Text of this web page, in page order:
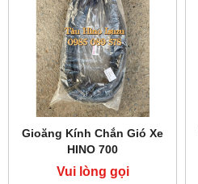
Gioăng Kính Chắn Gió Xe
HINO 700
Vui lòng gọi